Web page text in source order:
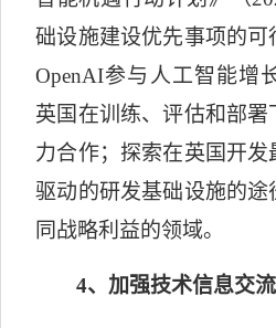
础设施建设优先事项的
OpenAI参与人工智能增
英国在训练、评估和部
力合作；探索在英国开
驱动的研发基础设施的
同战略利益的领域。
4、加强技术信息交流